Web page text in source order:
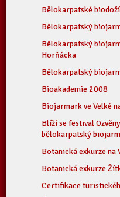
Bělokarpatské
Bělokarpatský
Bělokarpatský
Horňácka
Bělokarpatský
Bioakademie 2008
Biojarmark ve Velké
Blíží se festival
bělokarpatský
Botanická exkurze na
Botanická exkurze
Certifikace